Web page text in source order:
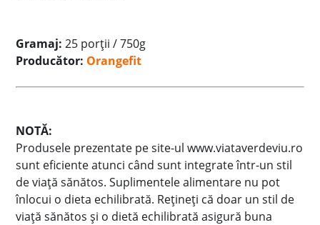
Gramaj: 25 porții / 750g
Producător: Orangefit
NOTĂ:
Produsele prezentate pe site-ul www.viataverdeviu.ro
sunt eficiente atunci când sunt integrate într-un stil
de viaţă sănătos. Suplimentele alimentare nu pot
înlocui o dieta echilibrată. Reţineţi că doar un stil de
viaţă sănătos şi o dietă echilibrată asigură buna